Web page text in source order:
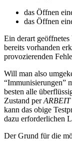
das Öffnen
das Öffnen
Ein derart
bereits vorhanden
provozierenden
Will man also
“Immunisierungen”
besten alle
Zustand per
kann das obige
dazu erforderlichen
Der Grund für die